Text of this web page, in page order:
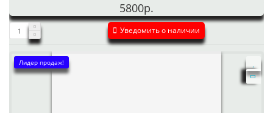
5800р.
Уведомить о наличии
Лидер продаж!